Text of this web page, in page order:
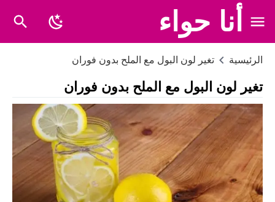
أنا حواء
الرئيسية تغير لون البول مع الملح بدون فوران
تغير لون البول مع الملح بدون فوران